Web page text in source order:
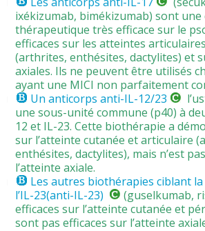
ixékizumab, bimékizumab) sont une
thérapeutique très efficace sur le
efficaces sur les atteintes
(arthrites, enthésites, dactylites) et
axiales. Ils ne peuvent être utilisés
ayant une MICI non parfaitement
Un anticorps anti-IL-12/23
une sous-unité commune (p40) à
12 et IL-23. Cette biothérapie a
sur l’atteinte cutanée et articulaire
enthésites, dactylites), mais n’est
l’atteinte axiale.
Les autres biothérapies ciblant
l’IL-23(anti-IL-23)
(guselkumab,
efficaces sur l’atteinte cutanée et
sont pas efficaces sur l’atteinte